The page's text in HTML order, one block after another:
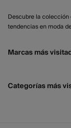
Descubre la
tendencias en moda
Marcas más
Categorías más